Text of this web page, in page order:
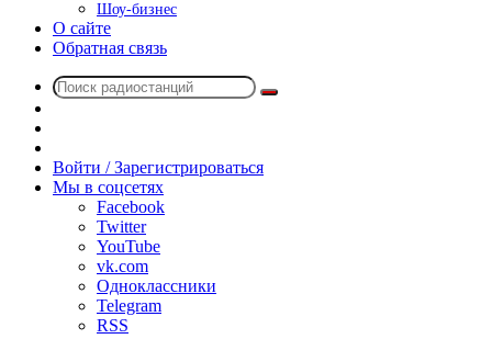
Шоу-бизнес
О сайте
Обратная связь
Поиск
радио
Войти / Зарегистрироваться
Мы в соцсетях
Facebook
Twitter
YouTube
vk.com
Одноклассники
Telegram
RSS